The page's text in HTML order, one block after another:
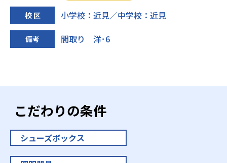
校 区 小学校：近見／中学校：近見
備考 間取り 洋･6
こだわりの条件
シューズボックス